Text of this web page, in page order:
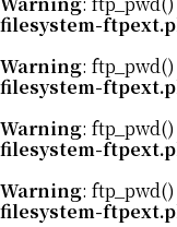
filesystem-
Warning:
filesystem-
Warning:
filesystem-
Warning:
filesystem-